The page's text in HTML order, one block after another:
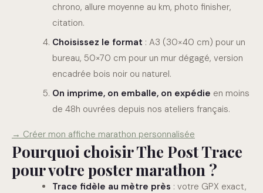
chrono, allure moyenne au km, photo finisher,
citation.
Choisissez le format : A3 (30×40 cm) pour un
bureau, 50×70 cm pour un mur dégagé, version
encadrée bois noir ou naturel.
On imprime, on emballe, on expédie en moins
de 48h ouvrées depuis nos ateliers français.
→ Créer mon affiche marathon personnalisée
Pourquoi choisir The Post Trace
pour votre poster marathon ?
Trace fidèle au mètre près : votre GPX exact,